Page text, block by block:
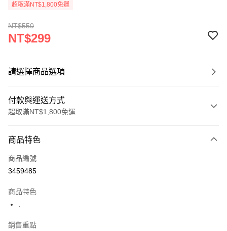
超取滿NT$1,800免運
NT$550
NT$299
請選擇商品選項
付款與運送方式
超取滿NT$1,800免運
信用卡一次付款
超商取貨付款
街口支付
商品特色
商品編號
3459485
商品特色
銷售重點